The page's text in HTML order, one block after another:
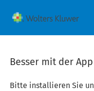
Besser mit der App
Bitte installieren Sie